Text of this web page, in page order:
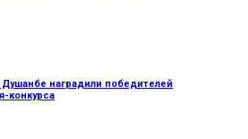
наградили победителей
конкурса